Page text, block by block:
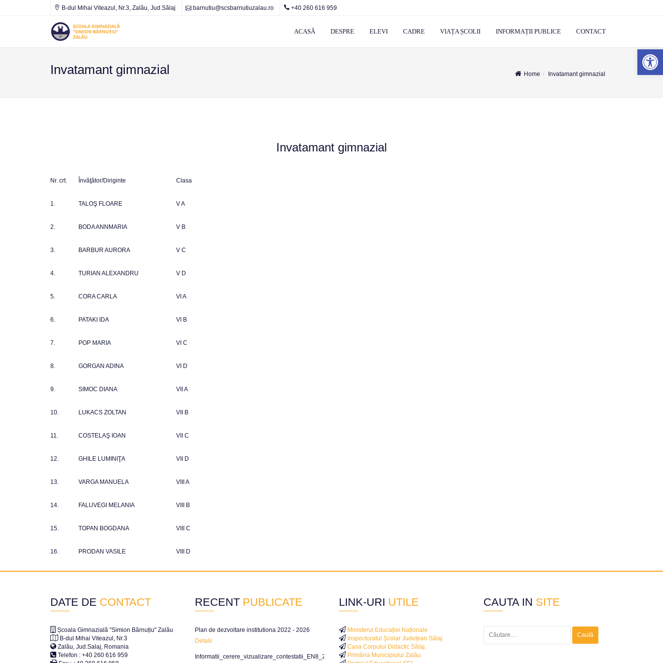
Deschide
B-dul Mihai Viteazul, Nr.3, Zalău, Jud.Sălaj barnutiu@scsbarnutiuzalau.ro +40 260 616 959
Școala
Gimnazială
"Simion
ACASĂ DESPRE ELEVI CADRE VIAȚA ȘCOLII INFORMAȚII PUBLICE CONTACT
Invatamant gimnazial Home Invatamant gimnazial
Invatamant gimnazial
Nr. crt. Învăţător/Diriginte Clasa
1. TALOŞ FLOARE V A
2. BODA ANNMARIA V B
3. BARBUR AURORA V C
4. TURIAN ALEXANDRU V D
5. CORA CARLA VI A
6. PATAKI IDA VI B
7. POP MARIA VI C
8. GORGAN ADINA VI D
9. SIMOC DIANA VII A
10. LUKACS ZOLTAN VII B
11. COSTELAŞ IOAN VII C
12. GHILE LUMINIŢA VII D
13. VARGA MANUELA VIII A
14. FALUVEGI MELANIA VIII B
15. TOPAN BOGDANA VIII C
16. PRODAN VASILE VIII D
DATE DE CONTACT
Școala Gimnazială "Simion Bărnuțiu" Zalău
B-dul Mihai Viteazul, Nr.3
Zalău, Jud.Salaj, Romania
Telefon : +40 260 616 959
RECENT PUBLICATE
Plan de dezvoltare institutiona 2022 - 2026
Detalii
Informatii_cerere_vizualizare_contestatii_EN8_2026
LINK-URI UTILE
Ministerul Educației Naționale
Inspectoratul Școlar Județean Sălaj
Casa Corpului Didactic Sălaj.
Primăria Municipiului Zalău
CAUTA IN SITE
după: